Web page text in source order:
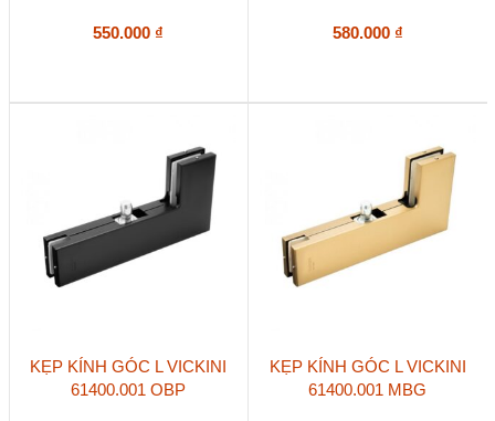
550.000 ₫ 580.000 ₫
KẸP KÍNH GÓC L VICKINI
61400.001 OBP
KẸP KÍNH GÓC L VICKINI
61400.001 MBG